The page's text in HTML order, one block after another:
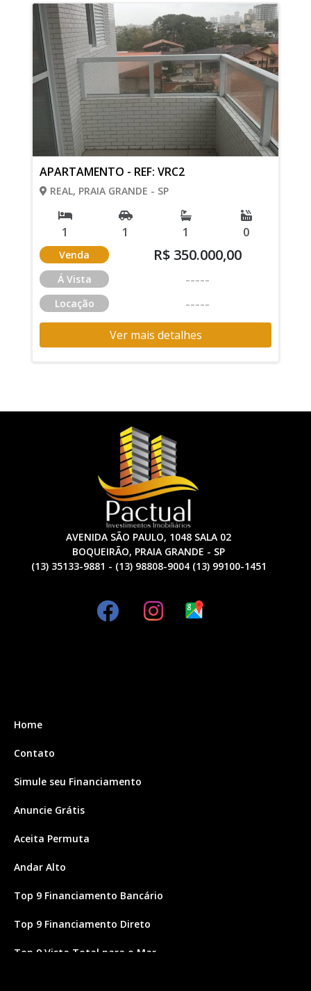
APARTAMENTO - REF: VRC2
REAL, PRAIA GRANDE - SP
1 1 1 0
Venda R$ 350.000,00
Á Vista -----
Locação -----
Ver mais detalhes
AVENIDA SÃO PAULO, 1048 SALA 02
BOQUEIRÃO, PRAIA GRANDE - SP
(13) 35133-9881 - (13) 98808-9004 (13) 99100-1451
Home
Contato
Simule seu Financiamento
Anuncie Grátis
Aceita Permuta
Andar Alto
Top 9 Financiamento Bancário
Top 9 Financiamento Direto
Top 9 Vista Total para o Mar